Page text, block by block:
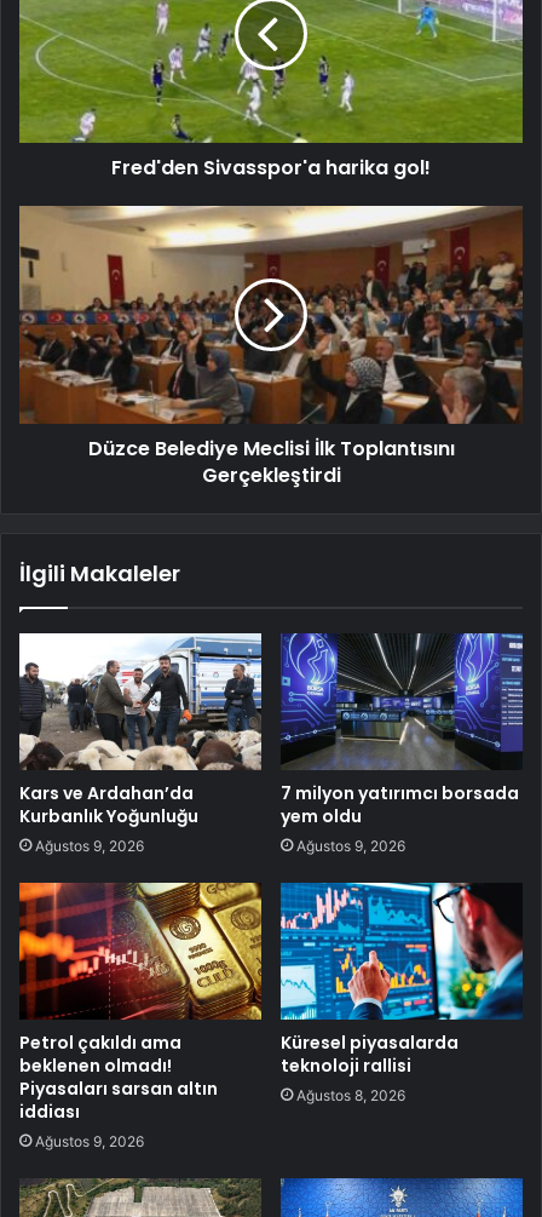
Fred'den Sivasspor'a harika gol!
Düzce Belediye Meclisi İlk Toplantısını
Gerçekleştirdi
İlgili Makaleler
Kars ve Ardahan’da
Kurbanlık Yoğunluğu
Ağustos 9, 2026
7 milyon yatırımcı borsada
yem oldu
Ağustos 9, 2026
Petrol çakıldı ama
beklenen olmadı!
Piyasaları sarsan altın
iddiası
Ağustos 9, 2026
Küresel piyasalarda
teknoloji rallisi
Ağustos 8, 2026